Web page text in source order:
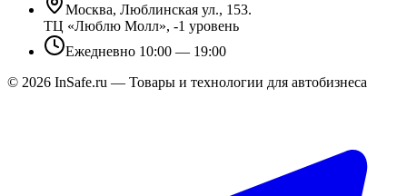
Москва, Люблинская ул., 153.
ТЦ «Люблю Молл», -1 уровень
Ежедневно 10:00 — 19:00
© 2026 InSafe.ru — Товары и технологии для автобизнеса